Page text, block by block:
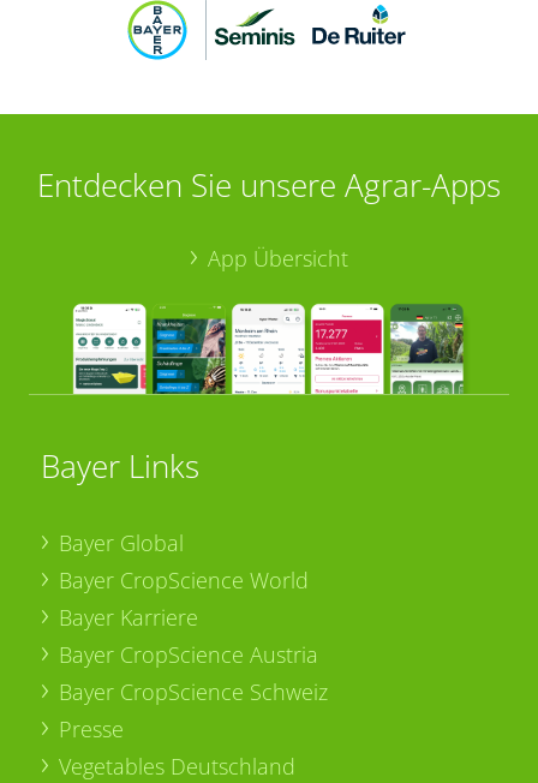
Entdecken Sie unsere Agrar-Apps
App Übersicht
Bayer Links
Bayer Global
Bayer CropScience World
Bayer Karriere
Bayer CropScience Austria
Bayer CropScience Schweiz
Presse
Vegetables Deutschland